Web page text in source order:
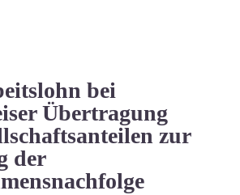
bei
Übertragung
zur
der